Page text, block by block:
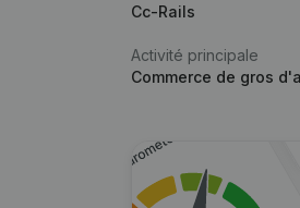
Cc-Rails
Activité principale
Commerce de gros